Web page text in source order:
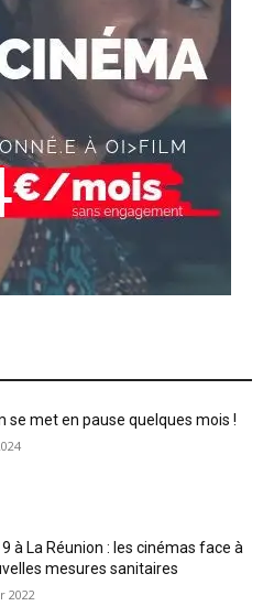
se met en pause quelques mois !
à La Réunion : les cinémas face à
mesures sanitaires
2022